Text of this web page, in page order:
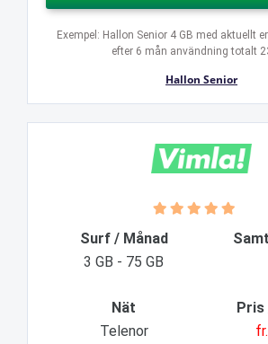
Exempel: Hallon Senior 4 GB med aktuellt
efter 6 mån användning totalt
Hallon Senior
Surf / Månad
3 GB - 75 GB
Nät
Telenor
Pris